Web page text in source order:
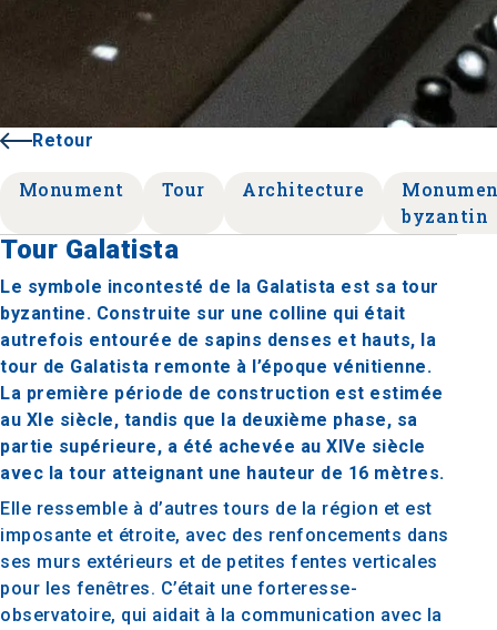
Retour
Monument Tour Architecture
byzantin
Tour Galatista
Le symbole incontesté de la Galatista est sa tour
byzantine. Construite sur une colline qui était
autrefois entourée de sapins denses et hauts, la
tour de Galatista remonte à l’époque vénitienne.
La première période de construction est estimée
au XIe siècle, tandis que la deuxième phase, sa
partie supérieure, a été achevée au XIVe siècle
avec la tour atteignant une hauteur de 16 mètres.
Elle ressemble à d’autres tours de la région et est
imposante et étroite, avec des renfoncements dans
ses murs extérieurs et de petites fentes verticales
pour les fenêtres. C’était une forteresse-
observatoire, qui aidait à la communication avec la